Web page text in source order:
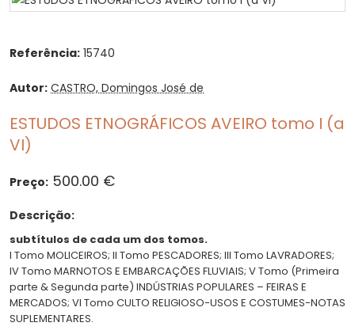
Referência: 15740
Autor: CASTRO, Domingos José de
ESTUDOS ETNOGRÁFICOS AVEIRO tomo I (a
VI)
Preço: 500.00 €
Descrição:
subtítulos de cada um dos tomos.
I Tomo MOLICEIROS; II Tomo PESCADORES; III Tomo LAVRADORES;
IV Tomo MARNOTOS E EMBARCAÇÕES FLUVIAIS; V Tomo (Primeira
parte & Segunda parte) INDÚSTRIAS POPULARES – FEIRAS E
MERCADOS; VI Tomo CULTO RELIGIOSO-USOS E COSTUMES-NOTAS
SUPLEMENTARES.